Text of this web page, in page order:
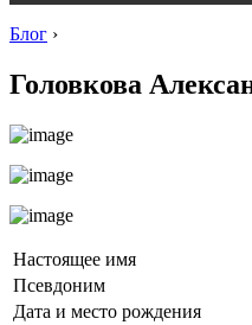
Блог ›
Головкова
Настоящее имя
Псевдоним
Дата и место рождения